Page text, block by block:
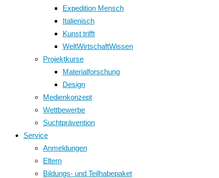
Expedition Mensch
Italienisch
Kunst trifft
WeltWirtschaftWissen
Projektkurse
Materialforschung
Design
Medienkonzept
Wettbewerbe
Suchtprävention
Service
Anmeldungen
Eltern
Bildungs- und Teilhabepaket